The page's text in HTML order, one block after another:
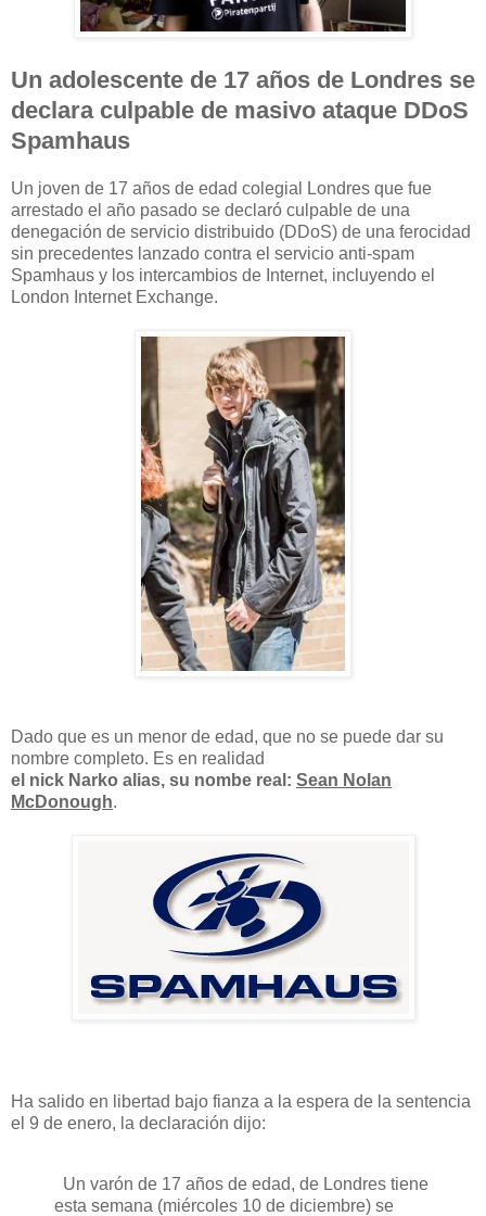
Un adolescente de 17 años de Londres se
declara culpable de masivo ataque DDoS
Spamhaus
Un joven de 17 años de edad colegial Londres que fue
arrestado el año pasado se declaró culpable de una
denegación de servicio distribuido (DDoS) de una ferocidad
sin precedentes lanzado contra el servicio anti-spam
Spamhaus y los intercambios de Internet, incluyendo el
London Internet Exchange.
Dado que es un menor de edad, que no se puede dar su
nombre completo. Es en realidad
el nick Narko alias, su nombe real: Sean Nolan
McDonough.
Ha salido en libertad bajo fianza a la espera de la sentencia
el 9 de enero, la declaración dijo:
Un varón de 17 años de edad, de Londres tiene
esta semana (miércoles 10 de diciembre) se